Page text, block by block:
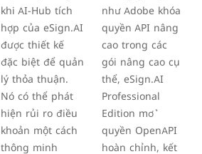
khi AI-Hub tích
hợp của eSign.AI
được thiết kế
đặc biệt để quản
lý thỏa thuận.
Nó có thể phát
hiện rủi ro điều
khoản một cách
thông minh
như Adobe khóa
quyền API nâng
cao trong các
gói nâng cao cụ
thể, eSign.AI
Professional
Edition mở
quyền OpenAPI
hoàn chỉnh, kết